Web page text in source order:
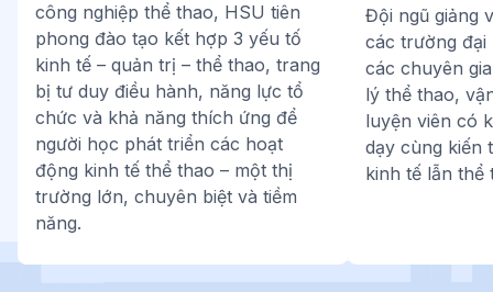
công nghiệp thể thao, HSU tiên
phong đào tạo kết hợp 3 yếu tố
kinh tế – quản trị – thể thao, trang
bị tư duy điều hành, năng lực tổ
chức và khả năng thích ứng để
người học phát triển các hoạt
động kinh tế thể thao – một thị
trường lớn, chuyên biệt và tiềm
năng.
Đội ngũ giảng
các trường đại
các chuyên
lý thể thao,
luyện viên có
dạy cùng kiến
kinh tế lẫn thể